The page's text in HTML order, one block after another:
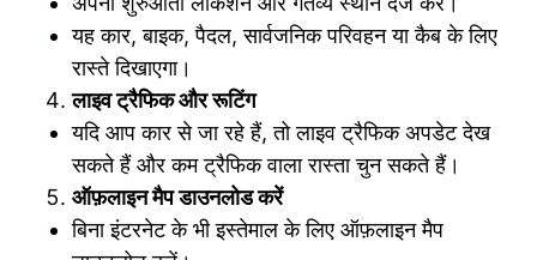
यह कार, बाइक, पैदल, सार्वजनिक परिवहन या कैब के लिए
रास्ते दिखाएगा।
लाइव ट्रैफिक और रूटिंग
यदि आप कार से जा रहे हैं, तो लाइव ट्रैफिक अपडेट देख
सकते हैं और कम ट्रैफिक वाला रास्ता चुन सकते हैं।
ऑफ़लाइन मैप डाउनलोड करें
बिना इंटरनेट के भी इस्तेमाल के लिए ऑफ़लाइन मैप